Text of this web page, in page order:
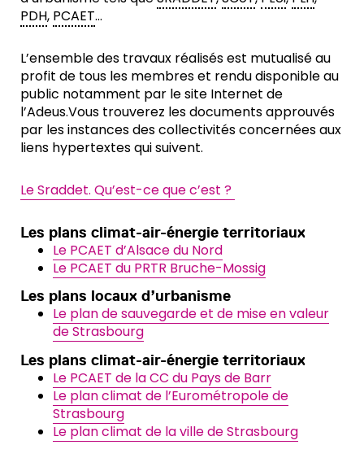
PDH, PCAET…
L’ensemble des travaux réalisés est mutualisé au
profit de tous les membres et rendu disponible au
public notamment par le site Internet de
l’Adeus.Vous trouverez les documents approuvés
par les instances des collectivités concernées aux
liens hypertextes qui suivent.
Le Sraddet. Qu’est-ce que c’est ?
Les plans climat-air-énergie territoriaux
Le PCAET d’Alsace du Nord
Le PCAET du PRTR Bruche-Mossig
Les plans locaux d’urbanisme
Le plan de sauvegarde et de mise en valeur
de Strasbourg
Les plans climat-air-énergie territoriaux
Le PCAET de la CC du Pays de Barr
Le plan climat de l’Eurométropole de
Strasbourg
Le plan climat de la ville de Strasbourg